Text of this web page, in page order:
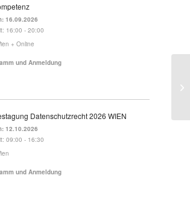
16.09.2026
16:00 - 20:00
+ Online
und Anmeldung
Datenschutzrecht 2026 WIEN
12.10.2026
09:00 - 16:30
und Anmeldung